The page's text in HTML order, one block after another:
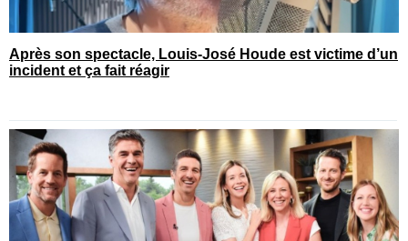
Après son spectacle, Louis-José Houde est victime d’un
incident et ça fait réagir